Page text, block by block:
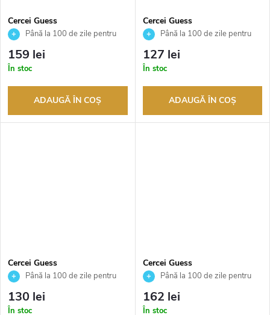
Cercei Guess
JUBE05462JWRHT
Până la 100 de zile pentru
returnarea bunurilor. Vânzător
autorizat
159 lei
În stoc
ADAUGĂ ÎN COŞ
Cercei Guess
JUBE05380JWYGT
Până la 100 de zile pentru
returnarea bunurilor. Vânzător
autorizat
127 lei
În stoc
ADAUGĂ ÎN COŞ
Cercei Guess
JUBE05218JWRHT
Până la 100 de zile pentru
returnarea bunurilor. Vânzător
autorizat
130 lei
În stoc
Cercei Guess
JUBE05209JWYGT
Până la 100 de zile pentru
returnarea bunurilor. Vânzător
autorizat
162 lei
În stoc